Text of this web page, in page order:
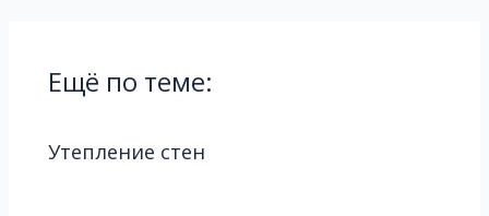
Ещё по теме:
Утепление стен